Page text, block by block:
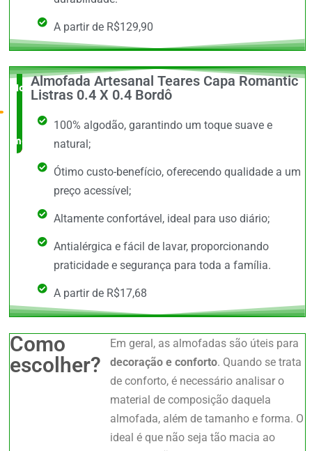
A partir de R$129,90
Novidade
no
mercado
Almofada Artesanal Teares Capa Romantic
Listras 0.4 X 0.4 Bordô
100% algodão, garantindo um toque suave e
natural;
Ótimo custo-benefício, oferecendo qualidade a um
preço acessível;
Altamente confortável, ideal para uso diário;
Antialérgica e fácil de lavar, proporcionando
praticidade e segurança para toda a família.
A partir de R$17,68
Como
escolher?
Em geral, as almofadas são úteis para
decoração e conforto. Quando se trata
de conforto, é necessário analisar o
material de composição daquela
almofada, além de tamanho e forma. O
ideal é que não seja tão macia ao